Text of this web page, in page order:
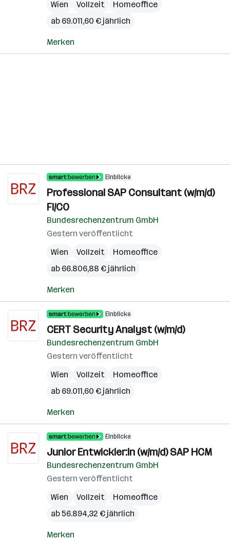
Wien Vollzeit
Homeoffice
ab 69.011,60 € jährlich
Merken
Einblicke
Professional SAP Consultant (w/m/d)
FI/CO
Bundesrechenzentrum GmbH
Gestern veröffentlicht
Wien
Vollzeit
Homeoffice
ab 66.806,88 € jährlich
Merken
Einblicke
CERT Security Analyst (w/m/d)
Bundesrechenzentrum GmbH
Gestern veröffentlicht
Wien
Vollzeit
Homeoffice
ab 69.011,60 € jährlich
Merken
Einblicke
Junior Entwickler:in (w/m/d) SAP HCM
Bundesrechenzentrum GmbH
Gestern veröffentlicht
Wien
Vollzeit
Homeoffice
ab 56.894,32 € jährlich
Merken